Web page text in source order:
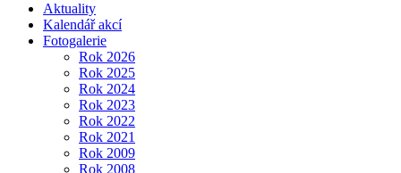
Aktuality
Kalendář akcí
Fotogalerie
Rok 2026
Rok 2025
Rok 2024
Rok 2023
Rok 2022
Rok 2021
Rok 2009
Rok 2008